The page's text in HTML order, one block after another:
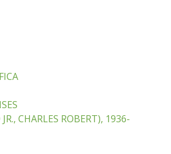
CHARLES ROBERT), 1936-